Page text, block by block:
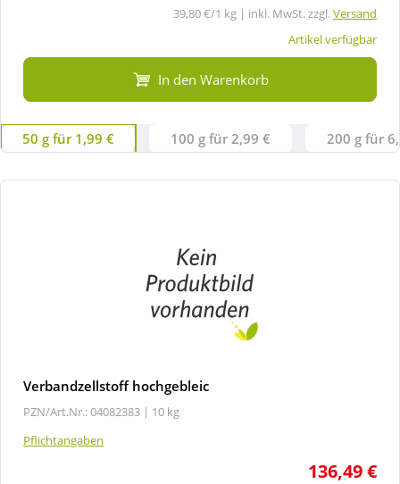
39,80 €/1 kg | inkl. MwSt. zzgl.Versand
Artikel verfügbar
In den Warenkorb
50 g für 1,99 € 100 g für 2,99 € 200 g für
Verbandzellstoff hochgebleic
PZN/Art.Nr.: 04082383 | 10 kg
Pflichtangaben
136,49 €